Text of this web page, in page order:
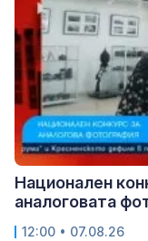
Национален
аналоговата
12:00 • 07.08.26